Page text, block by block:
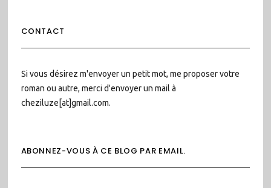
CONTACT
Si vous désirez m'envoyer un petit mot, me proposer votre
roman ou autre, merci d'envoyer un mail à
cheziluze[at]gmail.com.
ABONNEZ-VOUS À CE BLOG PAR EMAIL.